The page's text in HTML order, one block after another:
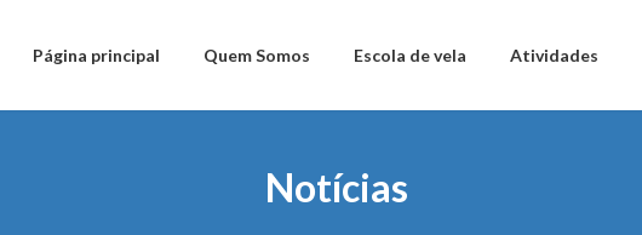
Página principal Quem Somos Escola de vela Atividades
Notícias